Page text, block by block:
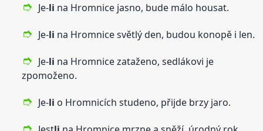
Je-li na Hromnice jasno, bude málo housat.
Je-li na Hromnice světlý den, budou konopě i len.
Je-li na Hromnice zataženo, sedlákovi je
zpomoženo.
Je-li o Hromnicích studeno, přijde brzy jaro.